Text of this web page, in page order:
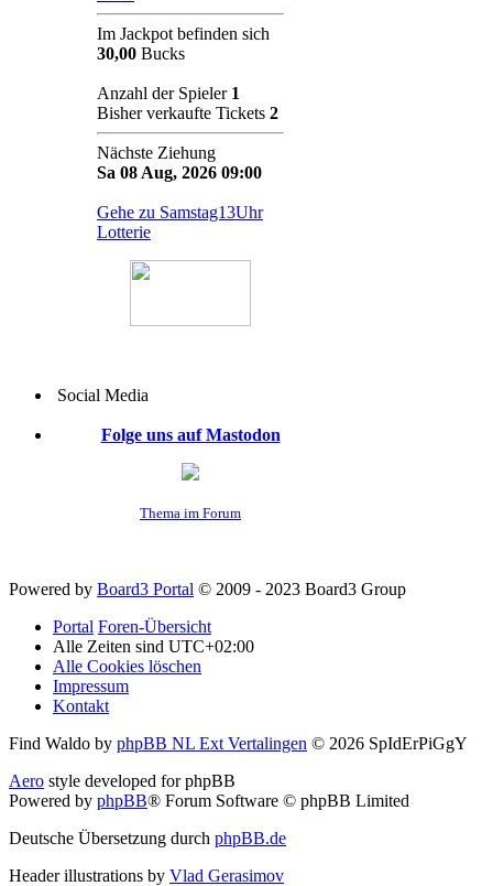
Im Jackpot befinden sich
30,00 Bucks
Anzahl der Spieler 1
Bisher verkaufte Tickets 2
Nächste Ziehung
Sa 08 Aug, 2026 09:00
Gehe zu Samstag13Uhr
Lotterie
Social Media
Folge uns auf Mastodon
Thema im Forum
Powered by Board3 Portal © 2009 - 2023 Board3 Group
Portal Foren-Übersicht
Alle Zeiten sind UTC+02:00
Alle Cookies löschen
Impressum
Kontakt
Find Waldo by phpBB NL Ext Vertalingen © 2026 SpIdErPiGgY
Aero style developed for phpBB
Powered by phpBB® Forum Software © phpBB Limited
Deutsche Übersetzung durch phpBB.de
Header illustrations by Vlad Gerasimov